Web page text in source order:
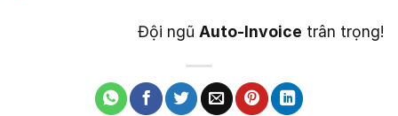
Đội ngũ Auto-Invoice trân trọng!